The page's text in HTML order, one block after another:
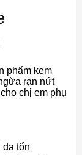
phẩm kem
rạn nứt
chị em phụ
da tổn